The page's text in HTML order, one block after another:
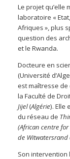
Le projet qu’elle
laboratoire «
Afriques », plus
question des
et le Rwanda.
Docteure en
(Université
est maîtresse de
la Faculté de
Jijel(Algérie). Elle
du réseau de
(African centre
de
Son intervention